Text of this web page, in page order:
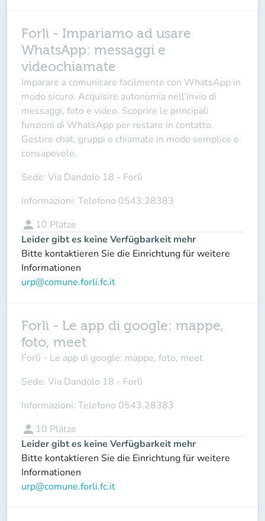
Forlì - Impariamo ad usare
WhatsApp: messaggi e
videochiamate
Imparare a comunicare facilmente con WhatsApp in
modo sicuro. Acquisire autonomia nell’invio di
messaggi, foto e video. Scoprire le principali
funzioni di WhatsApp per restare in contatto.
Gestire chat, gruppi e chiamate in modo semplice e
consapevole.
Sede: Via Dandolo 18 - Forlì
Informazioni: Telefono 0543.28383
person 10 Plätze
Leider gibt es keine Verfügbarkeit mehr
Bitte kontaktieren Sie die Einrichtung für weitere
Informationen
urp@comune.forli.fc.it
Forlì - Le app di google: mappe,
foto, meet
Forlì - Le app di google: mappe, foto, meet
Sede: Via Dandolo 18 - Forlì
Informazioni: Telefono 0543.28383
person 10 Plätze
Leider gibt es keine Verfügbarkeit mehr
Bitte kontaktieren Sie die Einrichtung für weitere
Informationen
urp@comune.forli.fc.it